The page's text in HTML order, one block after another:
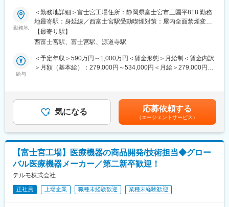
・高品質で安定的に生産するための高度なものづくり技術の習得
が可能です。
■富士宮工場について：
す。現在は主に、病院で使われる輸液剤や、プレフィルドシリン
ジ（薬剤充填済みシリンジ）、血液バッグ等の輸血関連製品、な
■当社について：
現千円札にも描かれている北里柴三郎博士が発起人となり、1921
年に創業され、100年以上医療に貢献をしてきた当社。国産初の
体温計製造からスタートし、今では5万点以上の製品を160以上の
国と地域に展開している総合医療機器メーカーです。「医療を通
じて社会に貢献するという」企業理念のもと、次の100年に向け
て成長を続けています。
変更の範囲：会社の定める業務
品の両方の生産を担うテルモで最も歴史ある工場】
■求人概要
テルモでは、一般家庭用の体温計や血圧計から、病院用の体温
計、血圧計、輸液ポンプなど、医療用電気機器（ME機器）に関す
る幅広い製品ラインナップを持っています。事業拡大に伴い、新
規設備の導入および生産性向上に向けた設備改善を推進するた
■担う役割
生産設備の新規導入および既存生産設備の維持管理に関する機械
携し、円滑なコミュニケーションを通じて関係者のベクトルを合
わせ、課題解決を推進する役割を担います。
なお、これまでのご経験やスキルに応じて、担当業務や役割の範
囲は柔軟にアサインします。
■業務内容
・医薬品・医療機器工場における生産プロセス検討～工程設計
勤務地
＜勤務地詳細＞富士宮工場住所：静岡県富士宮市三園平818 勤務
地最寄駅：身延線／西富士宮駅受動喫煙対策：屋内全面禁煙変更
の範囲：会社の定める事業所（リモートワーク含む）
【最寄り駅】
西富士宮駅、富士宮駅、源道寺駅
給与
＜予定年収＞590万円～1,000万円＜賃金形態＞月給制＜賃金内訳
＞月額（基本給）：279,000円～534,000円＜月給＞279,000円～
通じて上下する可能性があります。月給(月額)は固定手当を含めた
表記です。気になる 応募依頼する
（エージェントサービス）
【富士宮工場】医療機器の商品開発/技術担当◆グロー
バル医療機器メーカー／第二新卒歓迎！
テルモ株式会社
正社員 上場企業 職種未経験歓迎 業種未経験歓迎